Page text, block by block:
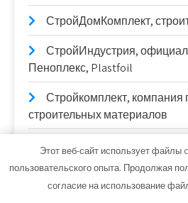
СтройДомКомплект,
СтройИндустрия,
Пеноплекс, Plastfoil
Стройкомплект, компания
строительных материалов
СтройКровля
СтройКровРегион,
Этот веб-сайт использует файлы
пользовательского опыта. Продолжая
согласие на использование